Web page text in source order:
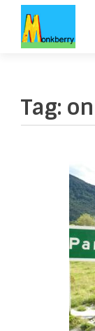
Tag: